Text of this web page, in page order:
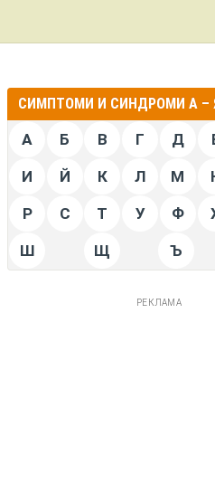
СИМПТОМИ И СИНДРОМИ А –
А Б В Г Д
И Й К Л М
Р С Т У Ф
Ш Щ Ъ
РЕКЛАМА